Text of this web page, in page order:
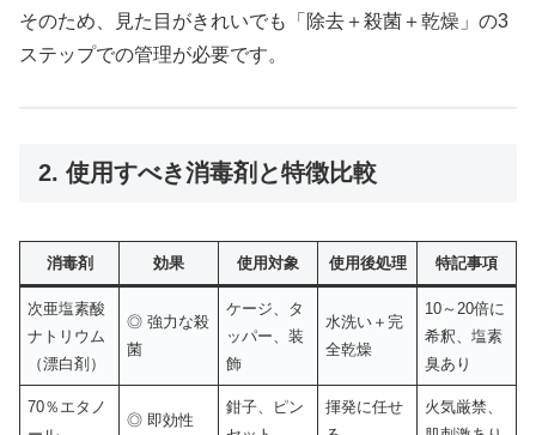
そのため、見た目がきれいでも「除去＋殺菌＋乾燥」の3
ステップでの管理が必要です。
2. 使用すべき消毒剤と特徴比較
消毒剤 効果 使用対象 使用後処理 特記事項
次亜塩素酸
ナトリウム
（漂白剤）
◎ 強力な殺
菌
ケージ、タ
ッパー、装
飾
水洗い＋完
全乾燥
10～20倍に
希釈、塩素
臭あり
70％エタノ
◎ 即効性
鉗子、ピン
揮発に任せ
火気厳禁、